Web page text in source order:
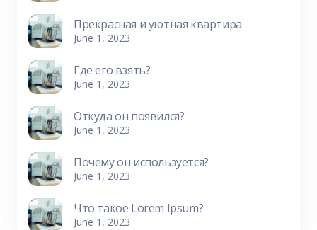
Прекрасная и уютная квартира
June 1, 2023
Где его взять?
June 1, 2023
Откуда он появился?
June 1, 2023
Почему он используется?
June 1, 2023
Что такое Lorem Ipsum?
June 1, 2023